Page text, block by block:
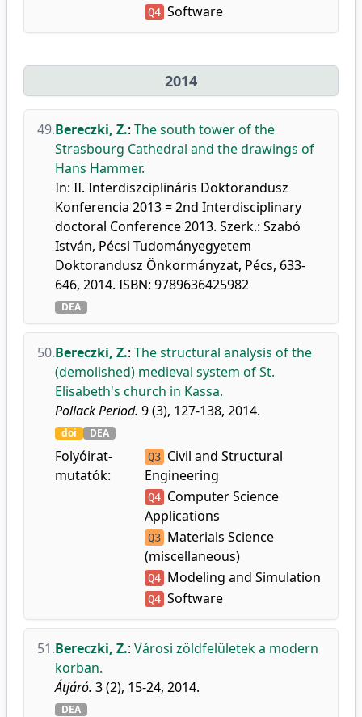
Q4 Software
2014
49.Bereczki, Z.: The south tower of the
Strasbourg Cathedral and the drawings of
Hans Hammer.
In: II. Interdiszciplináris Doktorandusz
Konferencia 2013 = 2nd Interdisciplinary
doctoral Conference 2013. Szerk.: Szabó
István, Pécsi Tudományegyetem
Doktorandusz Önkormányzat, Pécs, 633-
646, 2014. ISBN: 9789636425982
DEA
50.Bereczki, Z.: The structural analysis of the
(demolished) medieval system of St.
Elisabeth's church in Kassa.
Pollack Period. 9 (3), 127-138, 2014.
doi DEA
Folyóirat-
mutatók:
Q3 Civil and Structural
Engineering
Q4 Computer Science
Applications
Q3 Materials Science
(miscellaneous)
Q4 Modeling and Simulation
Q4 Software
51.Bereczki, Z.: Városi zöldfelületek a modern
korban.
Átjáró. 3 (2), 15-24, 2014.
DEA